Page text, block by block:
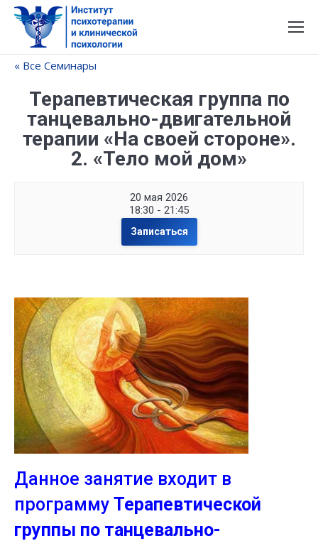
« Все Семинары
Терапевтическая группа по
танцевально-двигательной
терапии «На своей стороне».
2. «Тело мой дом»
20 мая 2026
18:30 - 21:45
Записаться
Данное занятие входит в
программу Терапевтической
группы по танцевально-